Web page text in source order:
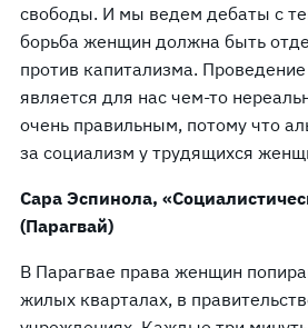
свободы. И мы ведем дебаты с
борьба женщин должна быть
против капитализма.
является для нас чем-то
очень правильным, потому что
за социализм у трудящихся
Сара Эспинола,
(Парагвай)
В Парагвае права женщин
жилых кварталах, в